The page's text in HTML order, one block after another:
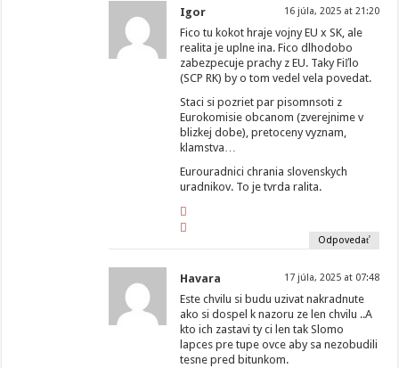
Igor 16 júla, 2025 at 21:20
Fico tu kokot hraje vojny EU x SK, ale
realita je uplne ina. Fico dlhodobo
zabezpecuje prachy z EU. Taky Fiľlo
(SCP RK) by o tom vedel vela povedat.
Staci si pozriet par pisomnsoti z
Eurokomisie obcanom (zverejnime v
blizkej dobe), pretoceny vyznam,
klamstva…
Eurouradnici chrania slovenskych
uradnikov. To je tvrda ralita.
Odpovedať
Havara 17 júla, 2025 at 07:48
Este chvilu si budu uzivat nakradnute
ako si dospel k nazoru ze len chvilu ..A
kto ich zastavi ty ci len tak Slomo
lapces pre tupe ovce aby sa nezobudili
tesne pred bitunkom.